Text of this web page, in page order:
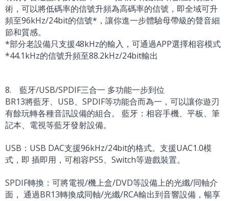
術，可以將低碼率的信號升頻為高碼率的信號，即全域可升
頻至96kHz/24bit的信號*，讓你進一步體驗母帶級的聲音細
節和質感。
*部分老設備只支援48kHz的輸入，可通過APP選擇相容模式
*44.1kHz的信號升頻至88.2kHz/24bit輸出
8. 藍牙/USB/SPDIF三合一 多功能一步到位
BR13將藍牙、USB、SPDIF等功能合而為一，可以讓你遊刃
有餘玩轉各種音訊設備的組合。 藍牙：相容手機、平板、筆
記本、電視等藍牙發射設備。
USB：USB DAC支援96kHz/24bit的格式。支援UAC1.0模
式，即 插即用，可相容PS5、Switch等遊戲裝置。
SPDIF轉換：可將電視/機上盒/DVD等設備上的光纖/同軸介
面， 通過BR13轉換成同軸/光纖/RCA輸出到音響設備，暢享